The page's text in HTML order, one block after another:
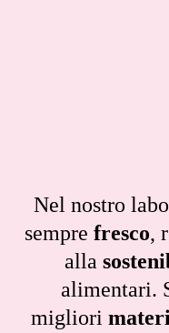
Nel nostro
sempre fresco,
alla
alimentari.
migliori